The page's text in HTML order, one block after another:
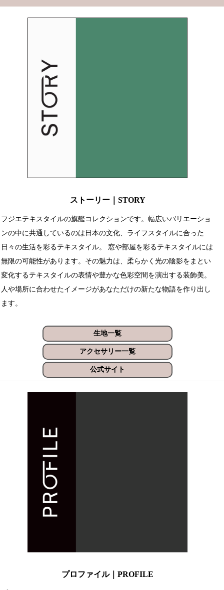
ストーリー｜STORY
フジエテキスタイルの旗艦コレクションです。幅広いバリエーショ
ンの中に共通しているのは日本の文化、ライフスタイルに合った
日々の生活を彩るテキスタイル。 窓や部屋を彩るテキスタイルには
無限の可能性があります。その魅力は、柔らかく光の陰影をまとい
変化するテキスタイルの表情や豊かな色彩空間を演出する装飾美。
人や場所に合わせたイメージがあなただけの新たな物語を作り出し
ます。
生地一覧
アクセサリー一覧
公式サイト
プロファイル｜PROFILE